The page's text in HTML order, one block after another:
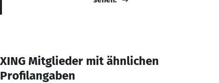
XING Mitglieder mit ähnlichen
Profilangaben